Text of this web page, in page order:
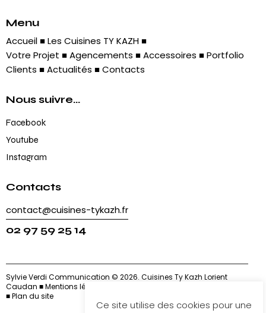
Menu
Accueil■Les Cuisines TY KAZH■
Votre Projet ■Agencements ■Accessoires ■Portfolio
Clients ■Actualités ■Contacts
Nous suivre...
Facebook
Youtube
Instagram
Contacts
contact@cuisines-tykazh.fr
02 97 59 25 14
Sylvie Verdi Communication © 2026. Cuisines Ty Kazh Lorient
Caudan ■Mentions légales
■Plan du site
Ce site utilise des cookies pour une